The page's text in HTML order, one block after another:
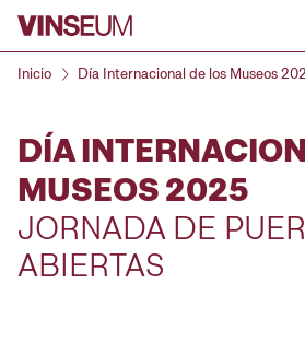
Ir al contenido
Inicio Día Internacional de los Museos
DÍA
MUSEOS 2025
JORNADA DE
ABIERTAS